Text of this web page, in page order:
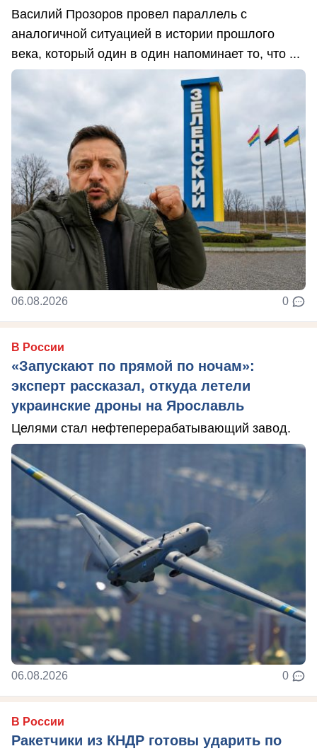
Василий Прозоров провел параллель с
аналогичной ситуацией в истории прошлого
века, который один в один напоминает то, что ...
06.08.2026 0
В России
«Запускают по прямой по ночам»:
эксперт рассказал, откуда летели
украинские дроны на Ярославль
Целями стал нефтеперерабатывающий завод.
06.08.2026 0
В России
Ракетчики из КНДР готовы ударить по